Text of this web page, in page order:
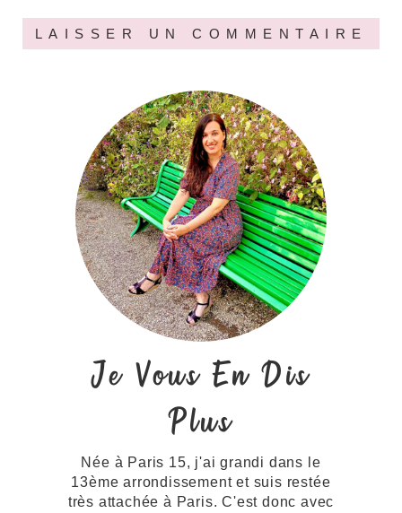
Je Vous En Dis
Plus
Née à Paris 15, j'ai grandi dans le
13ème arrondissement et suis restée
très attachée à Paris. C'est donc avec